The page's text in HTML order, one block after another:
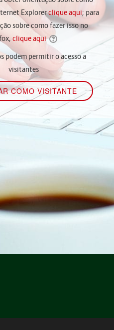
Explorerclique aqui; para
sobre como fazer isso no
clique aqui
podem permitir o acesso a
visitantes